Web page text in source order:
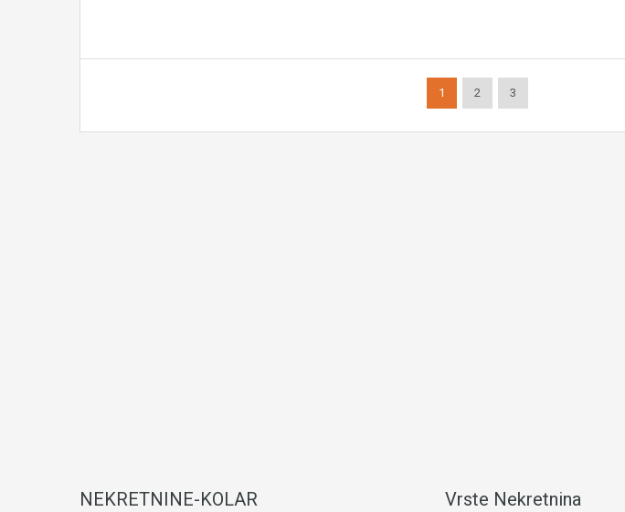
1 2 3
NEKRETNINE-KOLAR Vrste Nekretnina